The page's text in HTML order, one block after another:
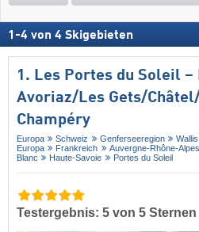
1 -4 von 4 Skigebieten
1. Les Portes du Soleil –
Avoriaz/​Les Gets/​
Champéry
Europa Schweiz Genferseeregion Wallis
Europa
Frankreich Auvergne-Rhône-Alpes
Blanc
Haute-Savoie Portes du Soleil
Testergebnis: 5 von 5 Sternen